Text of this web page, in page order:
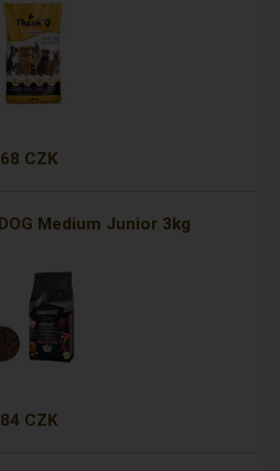
CZK
Medium Junior 3kg
CZK